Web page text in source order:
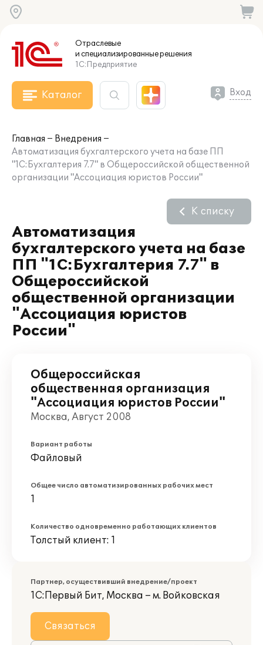
Отраслевые
и специализированныерешения
1С:Предприятие
Каталог Вход
Главная
Внедрения
Автоматизация бухгалтерского учета на базе ПП
"1С:Бухгалтерия 7.7" в Общероссийской общественной
организации "Ассоциация юристов России"
Автоматизация
бухгалтерского учета на базе
ПП "1С:Бухгалтерия 7.7" в
Общероссийской
общественной организации
"Ассоциация юристов
России"
К списку
Общероссийская
общественная организация
"Ассоциация юристов России"
Москва, Август 2008
Вариант работы
Файловый
Общее число автоматизированных рабочих мест
1
Количество одновременно работающих клиентов
Толстый клиент: 1
Партнер, осуществивший внедрение/проект
1С:Первый Бит, Москва – м. Войковская
Связаться